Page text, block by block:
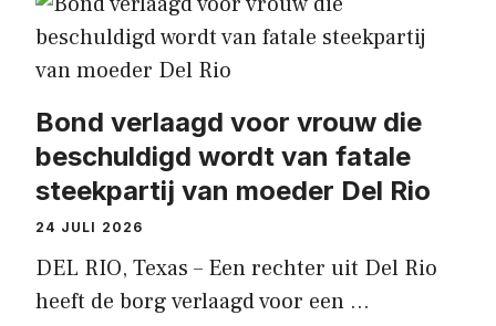
Bond verlaagd voor vrouw die
beschuldigd wordt van fatale
steekpartij van moeder Del Rio
24 JULI 2026
DEL RIO, Texas – Een rechter uit Del Rio
heeft de borg verlaagd voor een …